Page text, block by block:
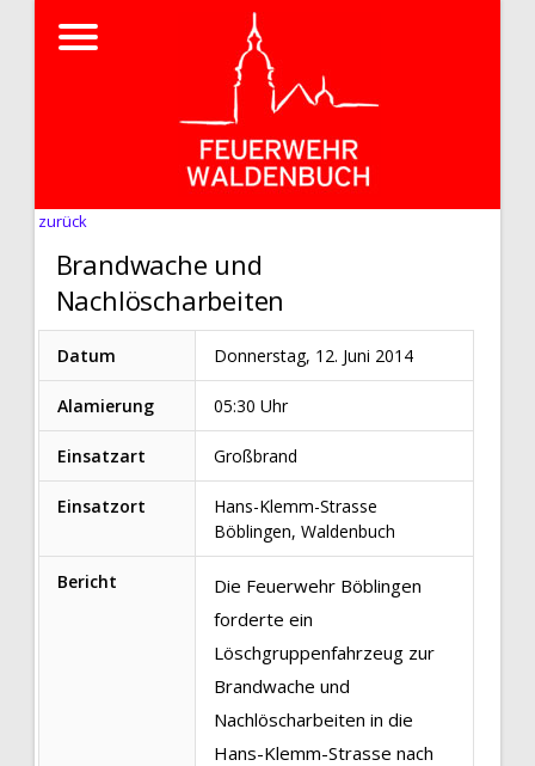
zurück
Brandwache und
Nachlöscharbeiten
Datum Donnerstag, 12. Juni 2014
Alamierung 05:30 Uhr
Einsatzart Großbrand
Einsatzort
Hans-Klemm-Strasse
Böblingen, Waldenbuch
Bericht
Die Feuerwehr Böblingen
forderte ein
Löschgruppenfahrzeug zur
Brandwache und
Nachlöscharbeiten in die
Hans-Klemm-Strasse nach